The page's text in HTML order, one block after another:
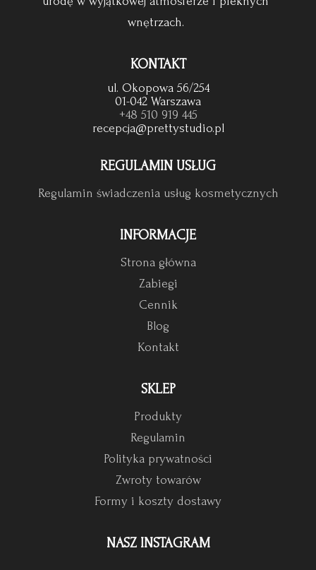
wnętrzach.
KONTAKT
ul. Okopowa 56/254
01-042 Warszawa
+48 510 919 445
recepcja@prettystudio.pl
REGULAMIN USŁUG
Regulamin świadczenia usług kosmetycznych
INFORMACJE
Strona główna
Zabiegi
Cennik
Blog
Kontakt
SKLEP
Produkty
Regulamin
Polityka prywatności
Zwroty towarów
Formy i koszty dostawy
NASZ INSTAGRAM